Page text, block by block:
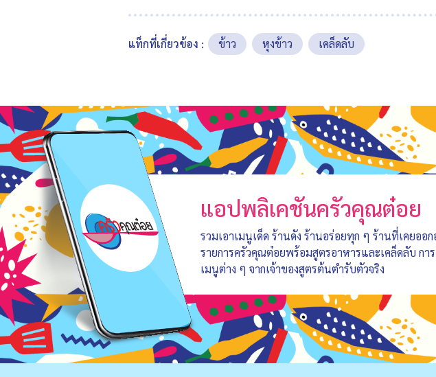
แท็กที่เกี่ยวข้อง : ข้าว หุงข้าว เคล็ดลับ
แอปพลิเคชันครัวคุณต๋อย
รวมเอาเมนูเด็ด ร้านดัง ร้านอร่อยทุก ๆ ร้านที่เคยออก
รายการครัวคุณต๋อยพร้อมสูตรอาหารและเคล็ดลับ กา
เมนูต่าง ๆ จากเจ้าของสูตรต้นตำรับตัวจริง